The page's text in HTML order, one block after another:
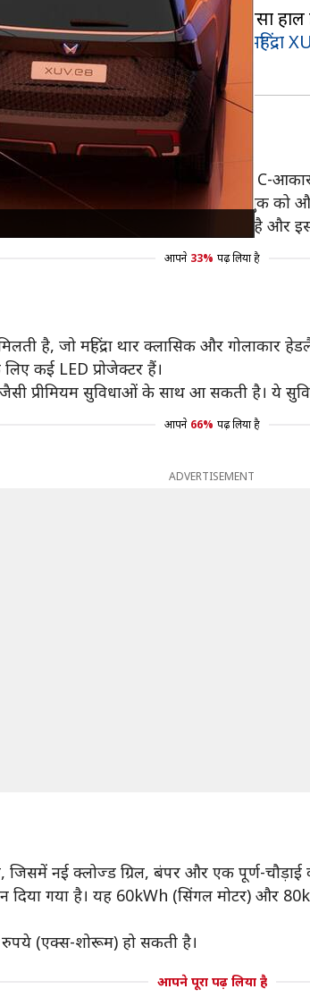
उन्हें नया लुक प्रदान कर रही है, जैसा हाल
रिपोर्ट्स के अनुसार, इसका उपयोग
महिंद्रा
और टेस्ट म्यूल से पता चलता है कि इसमें C-
साथ आइस-क्यूब LED लाइट्स इसके लुक को और
है, जबकि इसका आकार त्रिकोणीय है और
आपने 33% पढ़ लिया है
है, जो महिंद्रा थार क्लासिक और गोलाकार
कई LED प्रोजेक्टर हैं।
प्रीमियम सुविधाओं के साथ आ सकती है। ये
आपने 66% पढ़ लिया है
ADVERTISEMENT
नई क्लोज्ड ग्रिल, बंपर और एक पूर्ण-चौड़ाई
दिया गया है। यह 60kWh (सिंगल मोटर)
(एक्स-शोरूम) हो सकती है।
आपने पूरा पढ़ लिया है